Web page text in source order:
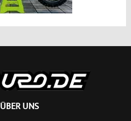
ÜBER UNS